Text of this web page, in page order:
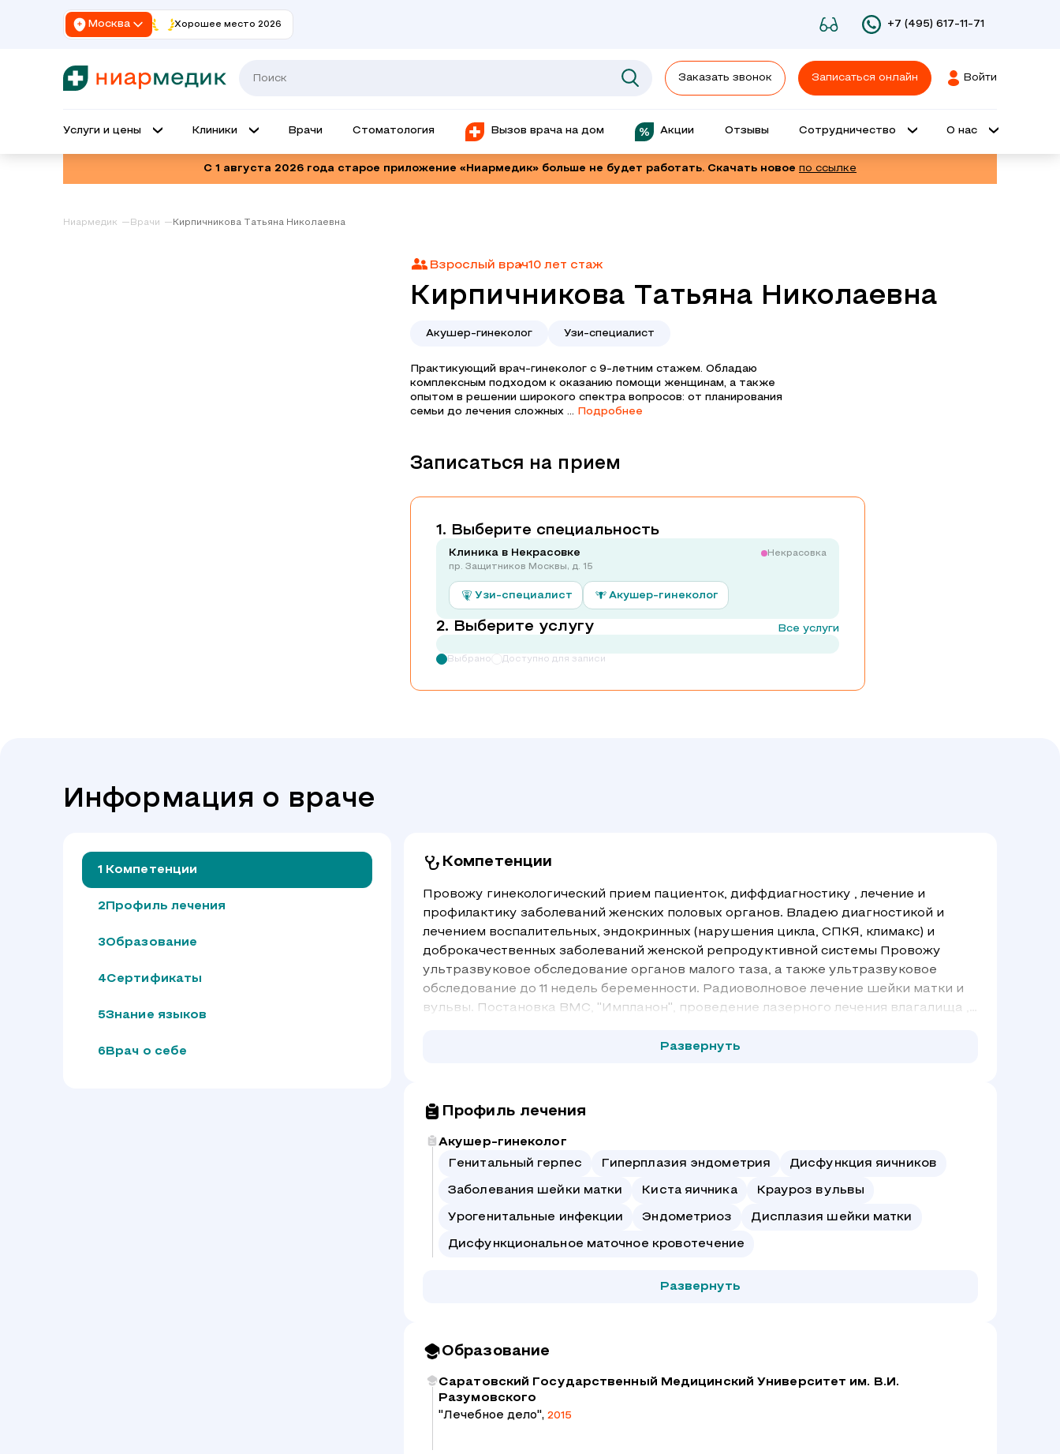
Москва Хорошее место 2026 +7 (495) 617-11-71
Заказать звонок Записаться онлайн Войти
Услуги и цены Клиники Врачи Стоматология Вызов врача на дом Акции Отзывы Сотрудничество О нас
С 1 августа 2026 года старое приложение «Ниармедик» больше не будет работать. Скачать новое по ссылке
Ниармедик Врачи Кирпичникова Татьяна Николаевна
Взрослый врач10 лет стаж
Кирпичникова Татьяна Николаевна
Акушер-гинеколог Узи-специалист
Практикующий врач-гинеколог с 9-летним стажем. Обладаю
комплексным подходом к оказанию помощи женщинам, а также
опытом в решении широкого спектра вопросов: от планирования
семьи до лечения сложных ...
Подробнее
Записаться на прием
Выберите специальность
Клиника в Некрасовке
Некрасовка
пр. Защитников Москвы, д. 15
Узи-специалист Акушер-гинеколог
Выберите услугу Все услуги
Выбрано Доступно для записи
Информация о враче
Компетенции
Профиль лечения
Образование
Сертификаты
Знание языков
Врач о себе
Компетенции
Провожу гинекологический прием пациенток, диффдиагностику , лечение и
профилактику заболеваний женских половых органов. Владею диагностикой и
лечением воспалительных, эндокринных (нарушения цикла, СПКЯ, климакс) и
доброкачественных заболеваний женской репродуктивной системы Провожу
ультразвуковое обследование органов малого таза, а также ультразвуковое
обследование до 11 недель беременности. Радиоволновое лечение шейки матки и
вульвы. Постановка ВМС, "Импланон", проведение лазерного лечения влагалища ,
медицины, чтобы предлагать пациентам наиболее эффективные решения.
Развернуть
Профиль лечения
Акушер-гинеколог
Генитальный герпес
Гиперплазия эндометрия Дисфункция яичников
Заболевания шейки матки Киста яичника Крауроз вульвы
Урогенитальные инфекции Эндометриоз Дисплазия шейки матки
Дисфункциональное маточное кровотечение
Развернуть
Образование
Саратовский Государственный Медицинский Университет им. В.И.
Разумовского
"Лечебное дело", 2015